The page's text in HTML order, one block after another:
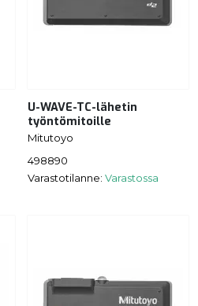
U-WAVE-TC-lähetin
työntömitoille
Mitutoyo
498890
Varastotilanne: Varastossa